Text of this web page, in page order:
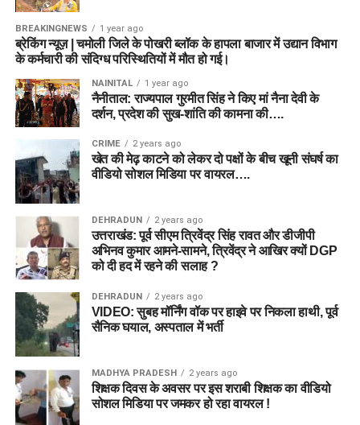
BREAKINGNEWS 1 year ago
ब्रेकिंग न्यूज़ | चमोली जिले के पोखरी ब्लॉक के हापला बाजार में उद्यान विभाग
के कर्मचारी की संदिग्ध परिस्थितियों में मौत हो गई।
NAINITAL 1 year ago
नैनीताल: राज्यपाल गुरमीत सिंह ने किए मां नैना देवी के
दर्शन, प्रदेश की सुख-शांति की कामना की….
CRIME 2 years ago
खेत की मेढ़ काटने को लेकर दो पक्षों के बीच खूनी संघर्ष का
वीडियो सोशल मिडिया पर वायरल….
DEHRADUN 2 years ago
उत्तराखंड: पूर्व सीएम त्रिवेंद्र सिंह रावत और डीजीपी
अभिनव कुमार आमने-सामने, त्रिवेंद्र ने आखिर क्यों DGP
को दी हद में रहने की सलाह ?
DEHRADUN 2 years ago
VIDEO: सुबह मॉर्निंग वॉक पर हाइवे पर निकला हाथी, पूर्व
सैनिक घयाल, अस्पताल में भर्ती
MADHYA PRADESH 2 years ago
शिक्षक दिवस के अवसर पर इस शराबी शिक्षक का वीडियो
सोशल मिडिया पर जमकर हो रहा वायरल !